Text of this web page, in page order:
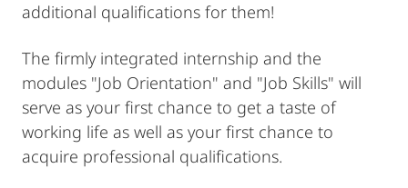
additional qualifications for them!
The firmly integrated internship and the
modules "Job Orientation" and "Job Skills" will
serve as your first chance to get a taste of
working life as well as your first chance to
acquire professional qualifications.